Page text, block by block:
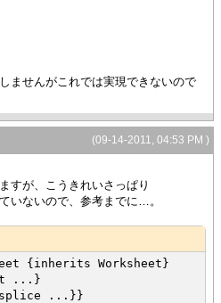
ませんがこれでは実現できないので
(09-14-2011, 04:53 PM )
すが、こうきれいさっぱり
いないので、参考までに…。
{inherits Worksheet}
...}
...}}